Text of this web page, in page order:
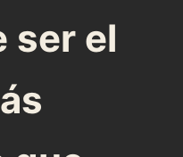
ser el